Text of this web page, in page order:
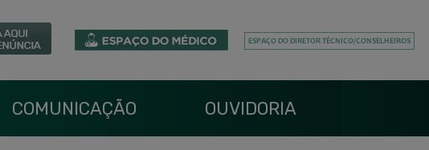
COMUNICAÇÃO OUVIDORIA